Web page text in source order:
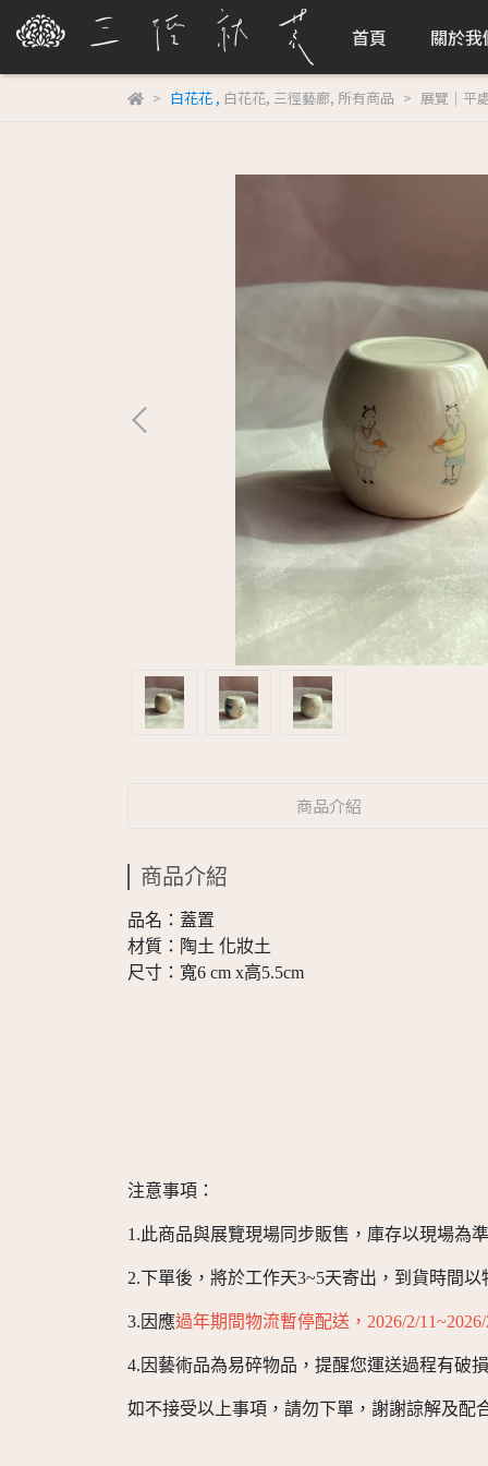
首頁 關於我
白花花, 白花花, 三徑藝廊, 所有商品 展覽｜平
商品介紹
商品介紹
品名：蓋置
材質：陶土 化妝土
尺寸：寬6 cm x高5.5cm
注意事項：
1.此商品與展覽現場同步販售，庫存以現場為
2.下單後，將於工作天3~5天寄出，到貨時間
3.因應過年期間物流暫停配送，2026/2/
4.因藝術品為易碎物品，提醒您運送過程有破
如不接受以上事項，請勿下單，謝謝諒解及配